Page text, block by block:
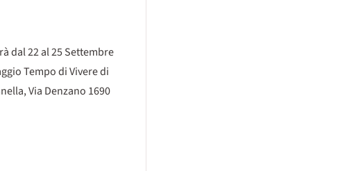
dal 22 al 25 Settembre
Tempo di Vivere di
Via Denzano 1690